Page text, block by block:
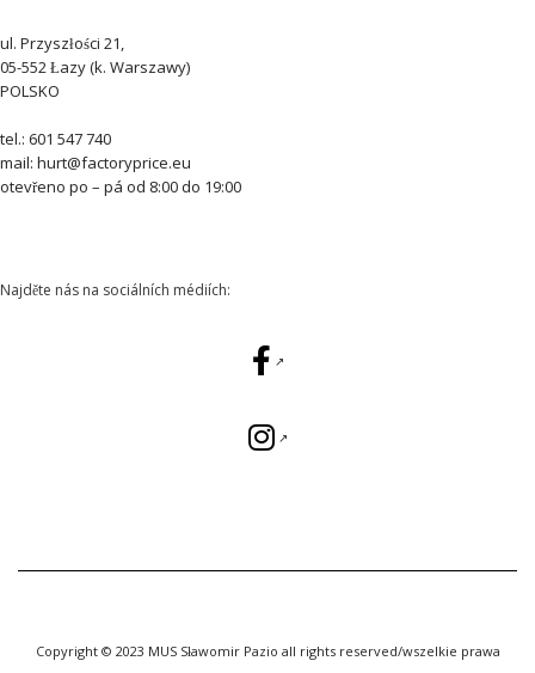
ul. Przyszłości 21,
05-552 Łazy (k. Warszawy)
POLSKO
tel.: 601 547 740
mail: hurt@factoryprice.eu
otevřeno po – pá od 8:00 do 19:00
Najděte nás na sociálních médiích:
Copyright © 2023 MUS Sławomir Pazio all rights reserved/wszelkie prawa